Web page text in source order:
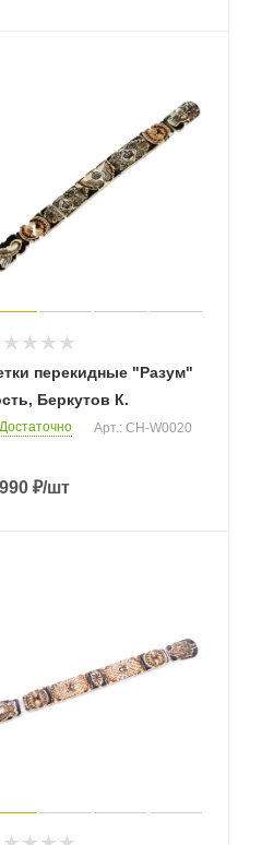
перекидные "Разум"
Беркутов К.
Достаточно Арт.: CH-W0020
₽/шт